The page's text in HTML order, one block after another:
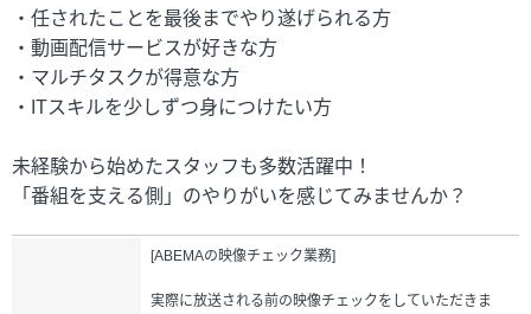
・任されたことを最後までやり遂げられる方
・動画配信サービスが好きな方
・マルチタスクが得意な方
・ITスキルを少しずつ身につけたい方
未経験から始めたスタッフも多数活躍中！
「番組を支える側」のやりがいを感じてみませんか？
[ABEMAの映像チェック業務]
実際に放送される前の映像チェックをしていただきま